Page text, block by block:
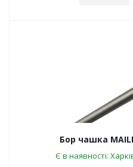
Бор чашка
Є в наявності: